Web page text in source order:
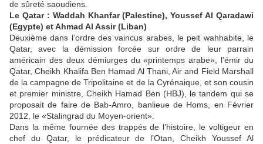
de sûreté saoudiens.
Le Qatar : Waddah Khanfar (Palestine), Youssef Al Qaradawi
(Egypte) et Ahmad Al Assir (Liban)
Deuxième dans l’ordre des vaincus arabes, le peit wahhabite, le
Qatar, avec la démission forcée sur ordre de leur parrain
américain des deux démiurges du «printemps arabe», l’émir du
Qatar, Cheikh Khalifa Ben Hamad Al Thani, Air and Field Marshall
de la campagne de Tripolitaine et de la Cyrénaique, et son cousin
et premier ministre, Cheikh Hamad Ben (HBJ), le tandem qui se
proposait de faire de Bab-Amro, banlieue de Homs, en Février
2012, le «Stalingrad du Moyen-orient».
Dans la même fournée des trappés de l’histoire, le voltigeur en
chef du Qatar, le prédicateur de l’Otan, Cheikh Youssef Al